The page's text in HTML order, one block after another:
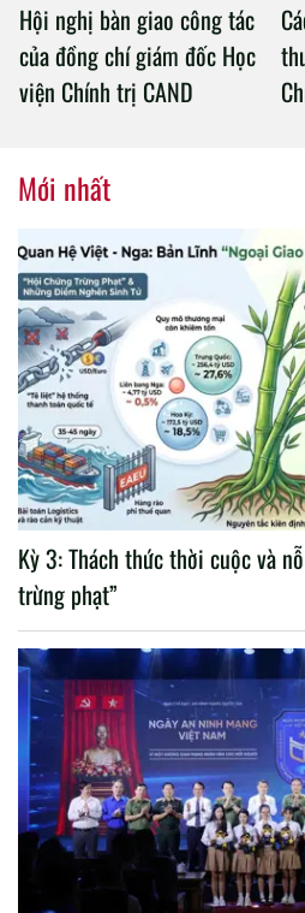
Hội nghị bàn giao công tác
của đồng chí giám đốc Học
viện Chính trị CAND
Mới nhất
Kỳ 3: Thách thức thời cuộc và
trừng phạt”